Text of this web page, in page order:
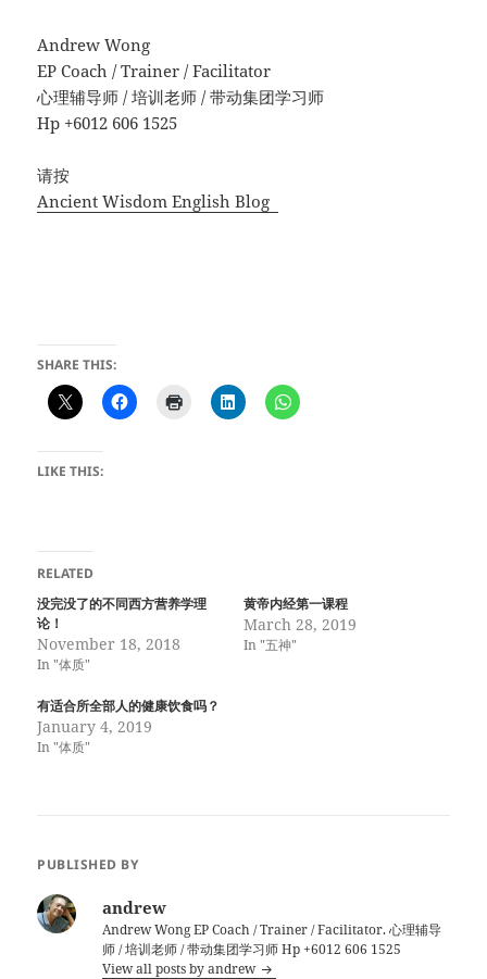
Andrew Wong
EP Coach / Trainer / Facilitator
心理辅导师 / 培训老师 / 带动集团学习师
Hp +6012 606 1525
请按
Ancient Wisdom English Blog
SHARE THIS:
LIKE THIS:
RELATED
没完没了的不同西方营养学理
论！
November 18, 2018
In "体质"
黄帝内经第一课程
March 28, 2019
In "五神"
有适合所全部人的健康饮食吗？
January 4, 2019
In "体质"
PUBLISHED BY
andrew
Andrew Wong EP Coach / Trainer / Facilitator. 心理辅导
师 / 培训老师 / 带动集团学习师 Hp +6012 606 1525
View all posts by andrew